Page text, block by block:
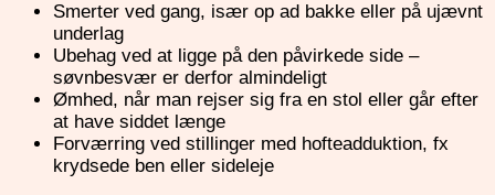
Smerter ved gang, især op ad bakke eller på ujævnt
underlag
Ubehag ved at ligge på den påvirkede side –
søvnbesvær er derfor almindeligt
Ømhed, når man rejser sig fra en stol eller går efter
at have siddet længe
Forværring ved stillinger med hofteadduktion, fx
krydsede ben eller sideleje